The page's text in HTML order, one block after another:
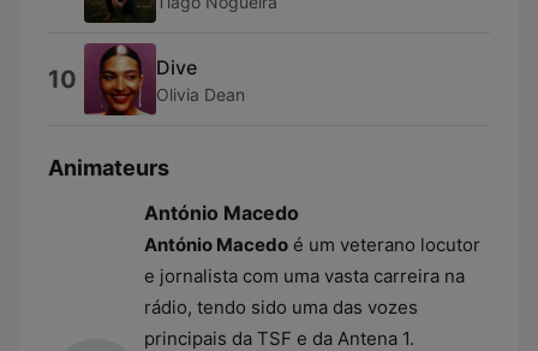
10 Dive
Olivia Dean
Animateurs
António Macedo
António Macedo é um veterano locutor
e jornalista com uma vasta carreira na
rádio, tendo sido uma das vozes
principais da TSF e da Antena 1.